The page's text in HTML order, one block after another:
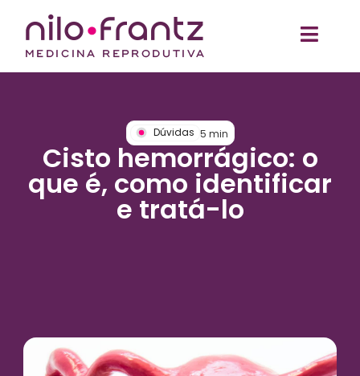
Dúvidas 5 min
Cisto hemorrágico: o
que é, como identificar
e tratá-lo